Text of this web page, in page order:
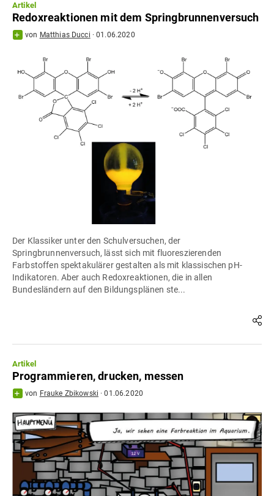
Artikel
Redoxreaktionen mit dem Springbrunnenversuch
von Matthias Ducci ·01.06.2020
Der Klassiker unter den Schulversuchen, der
Springbrunnenversuch, lässt sich mit fluoreszierenden
Farbstoffen spektakulärer gestalten als mit klassischen pH-
Indikatoren. Aber auch Redoxreaktionen, die in allen
Bundesländern auf den Bildungsplänen ste...
Artikel
Programmieren, drucken, messen
von Frauke Zbikowski ·01.06.2020